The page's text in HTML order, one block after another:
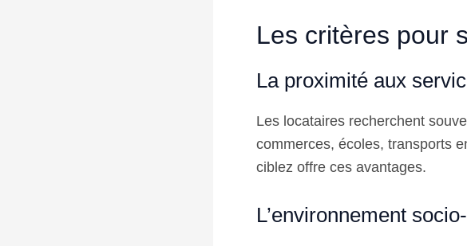
Les critères pour
La proximité aux
Les locataires recherchent
commerces, écoles, transports
ciblez offre ces avantages.
L’environnement